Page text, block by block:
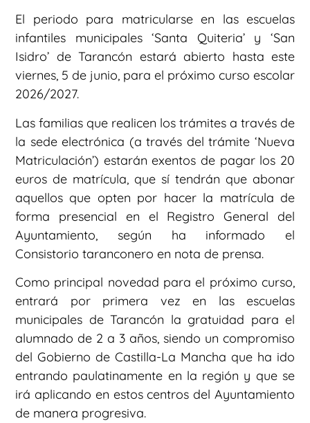
El periodo para matricularse en las escuelas
infantiles municipales ‘Santa Quiteria’ y ‘San
Isidro’ de Tarancón estará abierto hasta este
viernes, 5 de junio, para el próximo curso escolar
2026/2027.
Las familias que realicen los trámites a través de
la sede electrónica (a través del trámite ‘Nueva
Matriculación’) estarán exentos de pagar los 20
euros de matrícula, que sí tendrán que abonar
aquellos que opten por hacer la matrícula de
forma presencial en el Registro General del
Ayuntamiento, según ha informado el
Consistorio taranconero en nota de prensa.
Como principal novedad para el próximo curso,
entrará por primera vez en las escuelas
municipales de Tarancón la gratuidad para el
alumnado de 2 a 3 años, siendo un compromiso
del Gobierno de Castilla-La Mancha que ha ido
entrando paulatinamente en la región y que se
irá aplicando en estos centros del Ayuntamiento
de manera progresiva.